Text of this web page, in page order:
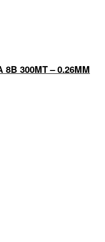
8B 300MT – 0.26MM